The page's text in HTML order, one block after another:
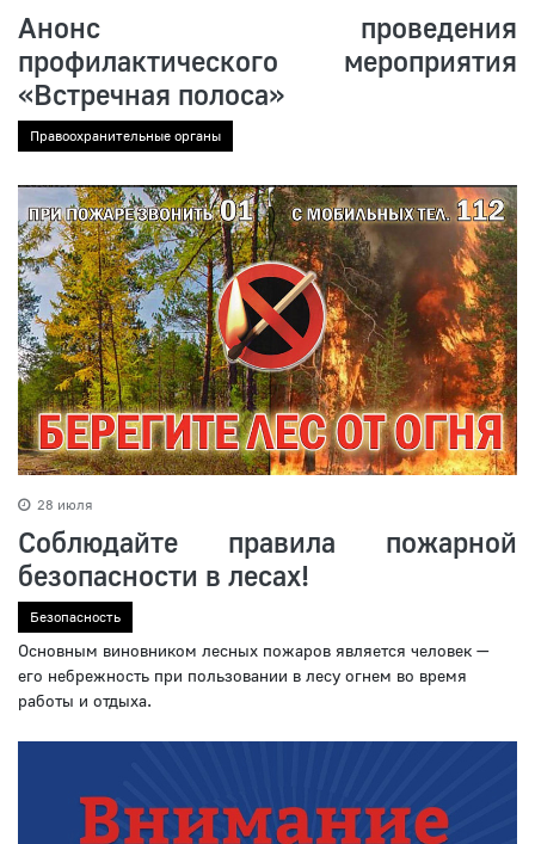
Анонс проведения
профилактического мероприятия
«Встречная полоса»
Правоохранительные органы
28 июля
Соблюдайте правила пожарной
безопасности в лесах!
Безопасность
Основным виновником лесных пожаров является человек —
его небрежность при пользовании в лесу огнем во время
работы и отдыха.